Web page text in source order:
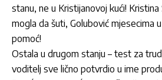
stanu, ne u Kristijanovoj kući! Kristina
mogla da šuti, Golubović mjesecima
pomoć!
Ostala u drugom stanju – test za
voditelj sve lično potvrdio u ime